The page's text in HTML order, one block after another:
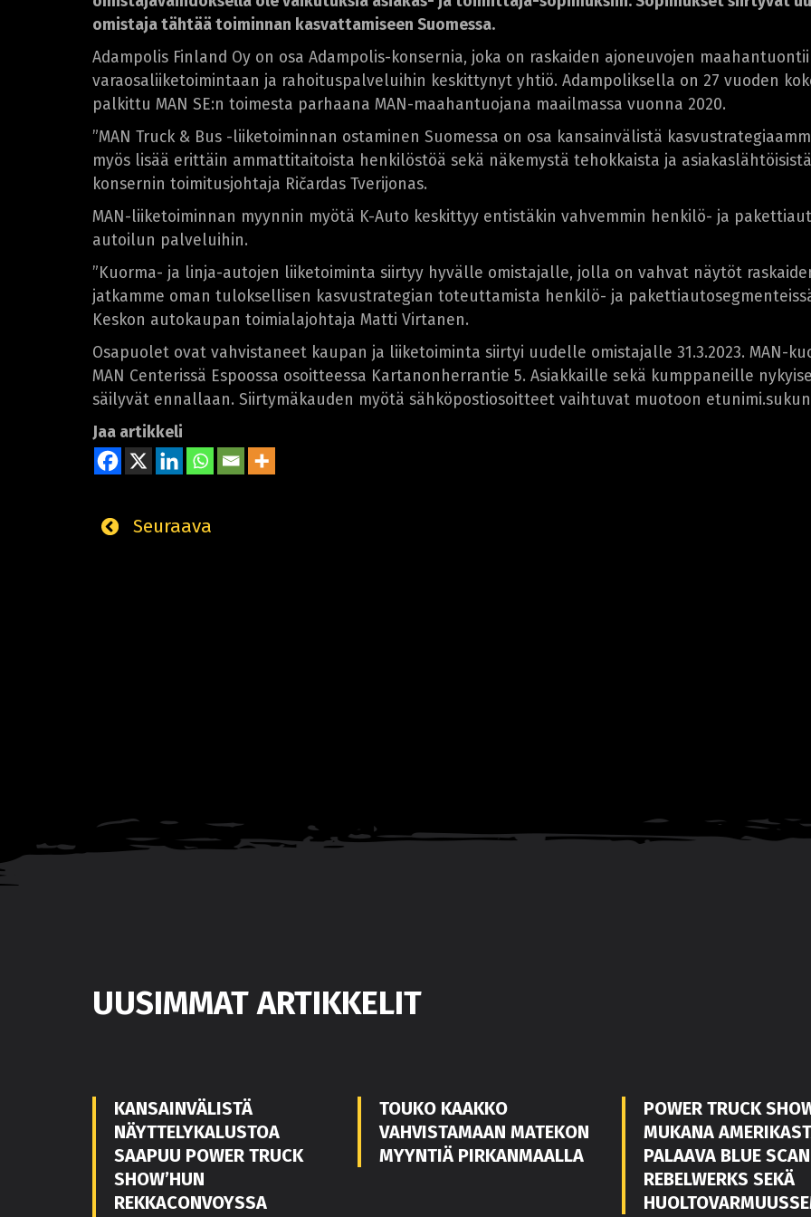
omistaja tähtää toiminnan kasvattamiseen Suomessa.
Adampolis Finland Oy on osa Adampolis-konsernia, joka on raskaiden ajoneuvojen
varaosaliiketoimintaan ja rahoituspalveluihin keskittynyt yhtiö. Adampoliksella on 27 vuoden
palkittu MAN SE:n toimesta parhaana MAN-maahantuojana maailmassa vuonna 2020.
”MAN Truck & Bus -liiketoiminnan ostaminen Suomessa on osa kansainvälistä
myös lisää erittäin ammattitaitoista henkilöstöä sekä näkemystä tehokkaista ja
konsernin toimitusjohtaja Ričardas Tverijonas.
MAN-liiketoiminnan myynnin myötä K-Auto keskittyy entistäkin vahvemmin henkilö- ja
autoilun palveluihin.
”Kuorma- ja linja-autojen liiketoiminta siirtyy hyvälle omistajalle, jolla on vahvat näytöt
jatkamme oman tuloksellisen kasvustrategian toteuttamista henkilö- ja
Keskon autokaupan toimialajohtaja Matti Virtanen.
Osapuolet ovat vahvistaneet kaupan ja liiketoiminta siirtyi uudelle omistajalle 31.3.2023. MAN-
MAN Centerissä Espoossa osoitteessa Kartanonherrantie 5. Asiakkaille sekä kumppaneille
säilyvät ennallaan. Siirtymäkauden myötä sähköpostiosoitteet vaihtuvat muotoon
Jaa artikkeli
Seuraava
UUSIMMAT ARTIKKELIT
KANSAINVÄLISTÄ
NÄYTTELYKALUSTOA
SAAPUU POWER TRUCK
SHOW’HUN
REKKACONVOYSSA
TOUKO KAAKKO
VAHVISTAMAAN MATEKON
MYYNTIÄ PIRKANMAALLA
POWER TRUCK
MUKANA
PALAAVA BLUE
REBELWERKS SEKÄ